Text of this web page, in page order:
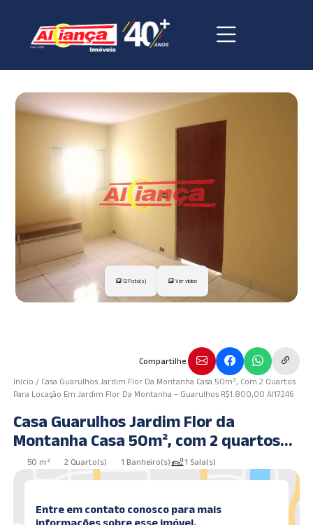
12 Foto(s) Ver vídeo
Compartilhe.
Início / Casa Guarulhos Jardim Flor Da Montanha Casa 50m², Com 2 Quartos
Para Locação Em Jardim Flor Da Montanha – Guarulhos R$1.800,00 AI17246
Casa Guarulhos Jardim Flor da
Montanha Casa 50m², com 2 quartos
para locação em Jardim Flor da
Montanha – Guarulhos R$1.800,00
50 m² 2 Quarto(s) 1 Banheiro(s) 1 Sala(s)
Entre em contato conosco para mais
informações sobre esse imóvel.